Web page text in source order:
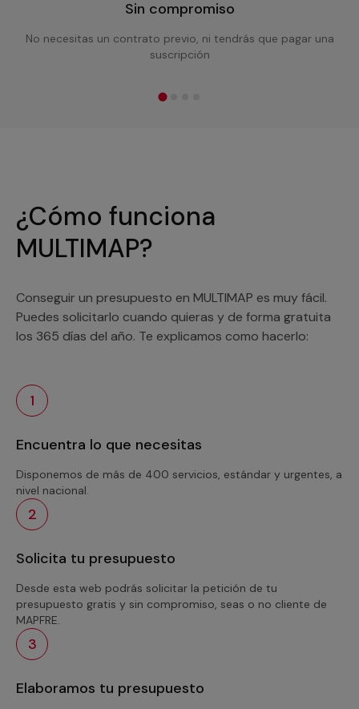
Sin compromiso
No necesitas un contrato previo, ni tendrás que pagar una
suscripción
¿Cómo funciona
MULTIMAP?
Conseguir un presupuesto en MULTIMAP es muy fácil.
Puedes solicitarlo cuando quieras y de forma gratuita
los 365 días del año. Te explicamos como hacerlo:
1
Encuentra lo que necesitas
Disponemos de más de 400 servicios, estándar y urgentes, a
nivel nacional.
2
Solicita tu presupuesto
Desde esta web podrás solicitar la petición de tu
presupuesto gratis y sin compromiso, seas o no cliente de
MAPFRE.
3
Elaboramos tu presupuesto